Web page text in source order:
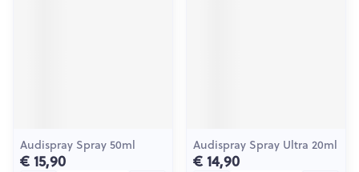
Audispray Spray 50ml
€ 15,90
Audispray Spray Ultra 20ml
€ 14,90